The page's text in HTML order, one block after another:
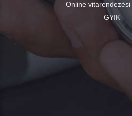
Online vitarendezési
GYIK